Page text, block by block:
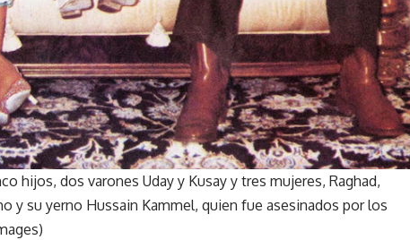
hijos, dos varones Uday y Kusay y tres mujeres, Raghad,
y su yerno Hussain Kammel, quien fue asesinados por los